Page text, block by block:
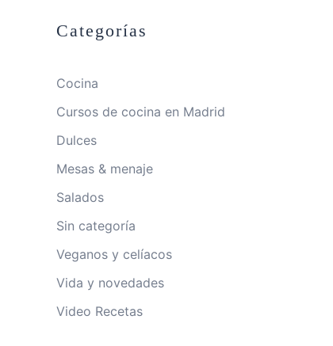
Categorías
Cocina
Cursos de cocina en Madrid
Dulces
Mesas & menaje
Salados
Sin categoría
Veganos y celíacos
Vida y novedades
Video Recetas